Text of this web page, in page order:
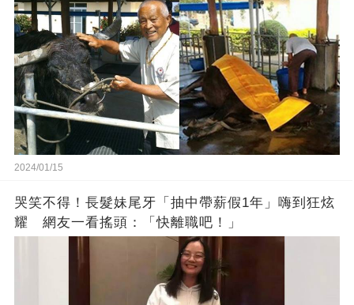
2024/01/15
哭笑不得！長髮妹尾牙「抽中帶薪假1年」嗨到狂炫
耀 網友一看搖頭：「快離職吧！」